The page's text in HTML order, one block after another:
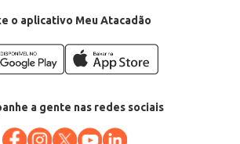
o aplicativo Meu Atacadão
a gente nas redes sociais